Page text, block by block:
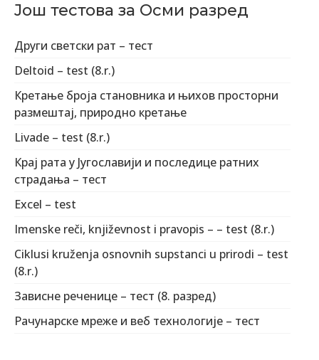
Још тестова за Осми разред
Други светски рат – тест
Deltoid – test (8.r.)
Кретање броја становника и њихов просторни
размештај, природно кретање
Livade – test (8.r.)
Крај рата у Југославији и последице ратних
страдања – тест
Excel – test
Imenske reči, književnost i pravopis – – test (8.r.)
Ciklusi kruženja osnovnih supstanci u prirodi – test
(8.r.)
Зависне реченице – тест (8. разред)
Рачунарске мреже и веб технологије – тест